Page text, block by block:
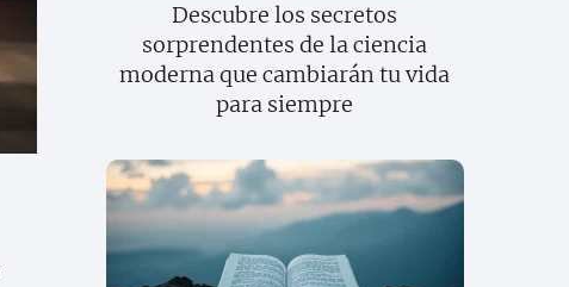
Descubre los secretos
sorprendentes de la ciencia
moderna que cambiarán tu vida
para siempre